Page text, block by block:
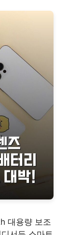
대용량 보조